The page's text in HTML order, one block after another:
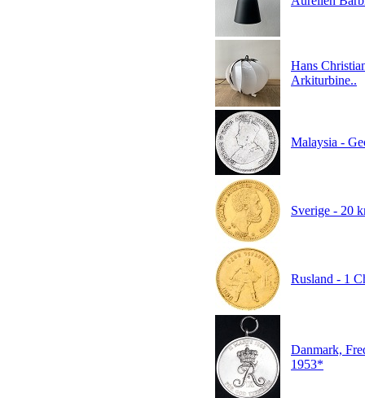
Hans
Arkiturbine..
Malaysia -
Sverige - 20
Rusland - 1
Danmark,
1953*